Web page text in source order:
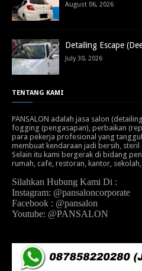
August 06, 2026
Detailing Escape
July 30, 2026
TENTANG KAMI
PANSALON adalah jasa salon
fogging (pengasapan), perbaikan
para pekerja profesional yang
membuat kendaraan jadi bersih,
Selain itu kami bergerak di bidang
rumah, cafe, restoran, kantor,
Silahkan Hubung Kami Di :
Instagram: @pansaloncorporate
Facebook : @pansalon
Youtube: @PANSALON